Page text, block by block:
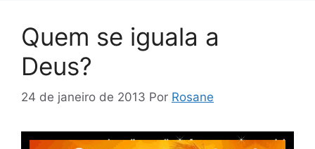
Quem se iguala a
Deus?
24 de janeiro de 2013 Por Rosane